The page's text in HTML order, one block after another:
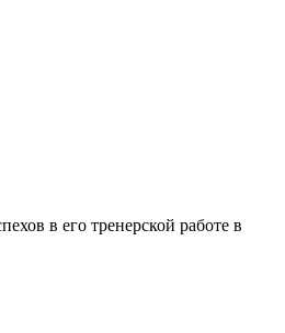
в его тренерской работе в